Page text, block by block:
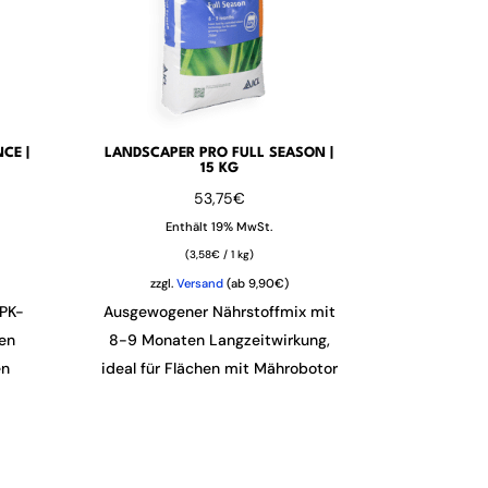
|
LANDSCAPER PRO FULL SEASON |
15 KG
53,75€
Enthält 19% MwSt.
(3,58€ / 1 kg)
zzgl. Versand(ab 9,90€)
Ausgewogener Nährstoffmix mit
8-9 Monaten Langzeitwirkung,
ideal für Flächen mit Mährobotor